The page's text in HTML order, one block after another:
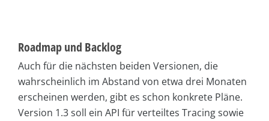
Roadmap und Backlog
Auch für die nächsten beiden Versionen, die
wahrscheinlich im Abstand von etwa drei Monaten
erscheinen werden, gibt es schon konkrete Pläne.
Version 1.3 soll ein API für verteiltes Tracing sowie